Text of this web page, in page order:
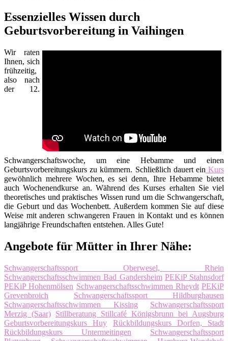
Essenzielles Wissen durch
Geburtsvorbereitung in Vaihingen
Wir raten
Ihnen, sich
frühzeitig,
also nach
der 12.
Schwangerschaftswoche, um eine Hebamme und einen
Geburtsvorbereitungskurs zu kümmern. Schließlich dauert ein Kurs
gewöhnlich mehrere Wochen, es sei denn, Ihre Hebamme bietet
auch Wochenendkurse an. Während des Kurses erhalten Sie viel
theoretisches und praktisches Wissen rund um die Schwangerschaft,
die Geburt und das Wochenbett. Außerdem kommen Sie auf diese
Weise mit anderen schwangeren Frauen in Kontakt und es können
langjährige Freundschaften entstehen. Alles Gute!
Angebote für Mütter in Ihrer Nähe:
Schwangerschaftssport Oberwesel, Rhein
Schwangerschaftsschwimmen Bad Gandersheim PEKiP Stahnsdorf
PEKiP Hohenmölsen Schwangerschaftsschwimmen Rheydt PEKiP
Grevenbroich
Schwangerschaftssport Hildburghausen
Schwangerschaftsschwimmen Kissing
Schwangerschaftssport
Merzig (Saar) Stillberatung Stillcafé Königsbrunn bei Augsburg
Geburtsvorbereitungskurs Huy
Rückbildungskurs Dorfen, Stadt
Rückbildungskurs Untermeitingen
Schwangerschaftssport